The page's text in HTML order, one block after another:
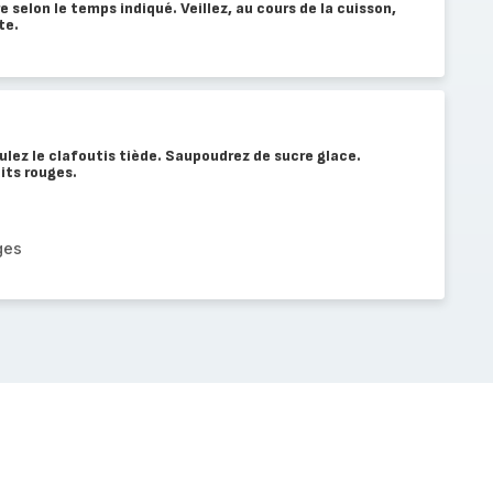
selon le temps indiqué. Veillez, au cours de la cuisson,
le clafoutis tiède. Saupoudrez de sucre glace.
rouges.